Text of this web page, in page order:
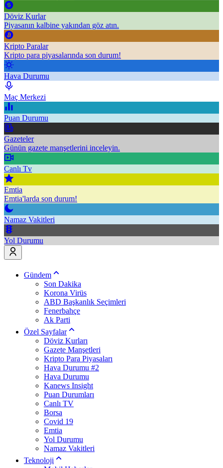
Döviz Kurlar
Piyasanın kalbine yakından göz atın.
Kripto Paralar
Kripto para piyasalarında son durum!
Hava Durumu
Maç Merkezi
Puan Durumu
Gazeteler
Günün gazete manşetlerini inceleyin.
Canlı Tv
Emtia
Emtia'larda son durum!
Namaz Vakitleri
Yol Durumu
Gündem
Son Dakika
Korona Virüs
ABD Başkanlık Seçimleri
Fenerbahçe
Ak Parti
Özel Sayfalar
Döviz Kurları
Gazete Manşetleri
Kripto Para Piyasaları
Hava Durumu #2
Hava Durumu
Kanews Insight
Puan Durumları
Canlı TV
Borsa
Covid 19
Emtia
Yol Durumu
Namaz Vakitleri
Teknoloji